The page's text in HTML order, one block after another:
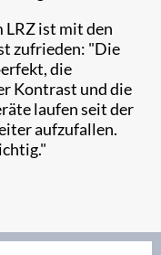
LRZ ist mit den
zufrieden: "Die
die
Kontrast und die
laufen seit der
aufzufallen.